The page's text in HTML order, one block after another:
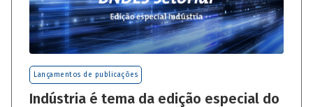
Lançamentos de publicações
Indústria é tema da edição especial do